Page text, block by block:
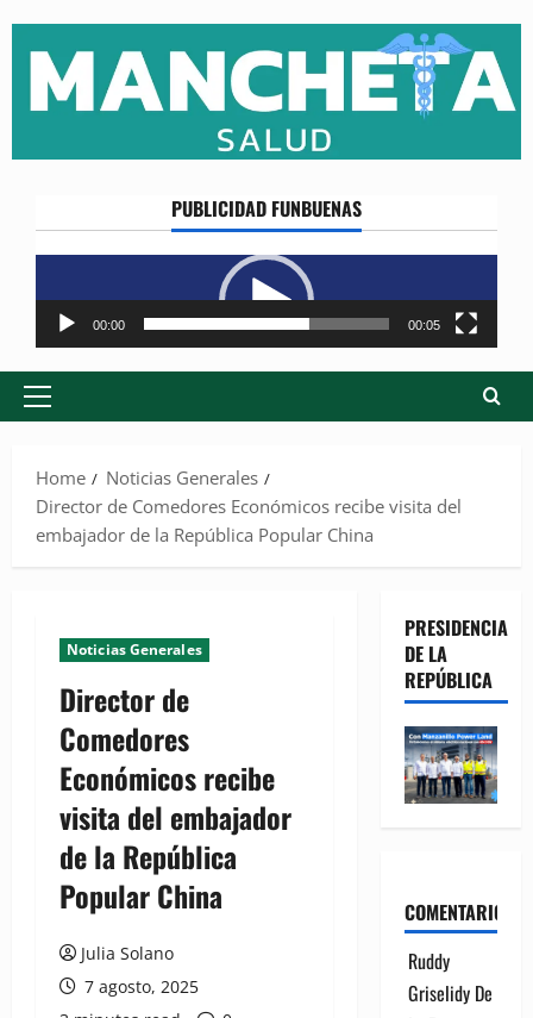
content
PUBLICIDAD FUNBUENAS
Reproductor
de
vídeo
00:00 00:05
Primary
Home
Noticias Generales
Director de Comedores Económicos recibe visita del
embajador de la República Popular China
Noticias Generales
Director de
Comedores
Económicos recibe
visita del embajador
de la República
Popular China
Julia Solano
7 agosto, 2025
PRESIDENCIA
DE LA
REPÚBLICA
COMENTARIOS
Ruddy
Griselidy De